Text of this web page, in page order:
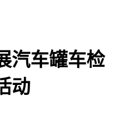
汽车罐车检
动